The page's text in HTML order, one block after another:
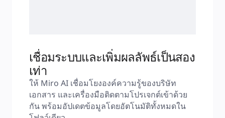
เชื่อมระบบและเพิ่มผลลัพธ์เป็นสอง
เท่า
ให้ Miro AI เชื่อมโยงองค์ความรู้ของบริษัท
เอกสาร และเครื่องมือติดตามโปรเจกต์เข้าด้วย
กัน พร้อมอัปเดตข้อมูลโดยอัตโนมัติทั้งหมดใน